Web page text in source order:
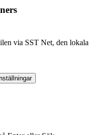
via SST Net, den lokala